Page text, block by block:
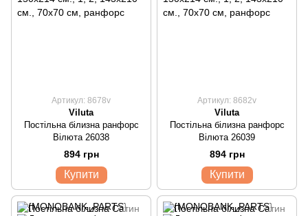
Артикул: 8678v
Viluta
Постільна білизна ранфорс
Вілюта 26038
894 грн
Купити
Артикул: 8682v
Viluta
Постільна білизна ранфорс
Вілюта 26039
894 грн
Купити